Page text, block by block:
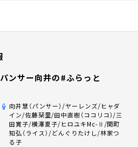
パンサー向井の#ふらっと
向井慧（パンサー）/ヤーレンズ/ヒャダ
イン/佐藤栞里/田中直樹（ココリコ）/三
田寛子/横澤夏子/ヒロユキMc-Ⅱ/関町
知弘（ライス）/どんぐりたけし/林家つ
る子